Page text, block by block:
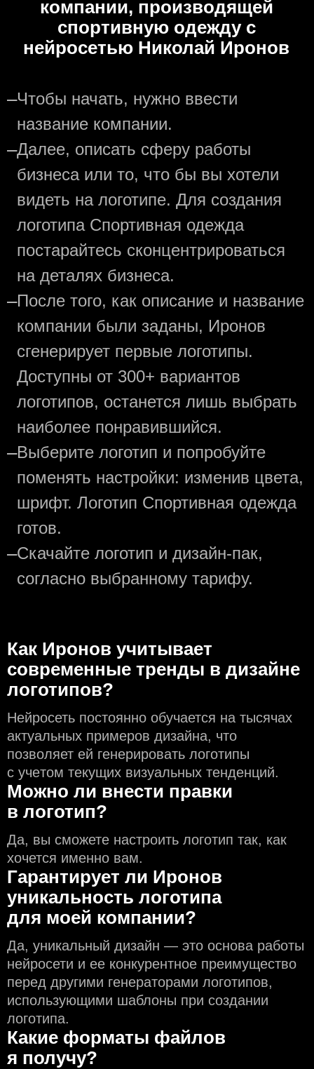
компании, производящей
спортивную одежду с
нейросетью Николай Иронов
—Чтобы начать, нужно ввести
название компании.
—Далее, описать сферу работы
бизнеса или то, что бы вы хотели
видеть на логотипе. Для создания
логотипа Спортивная одежда
постарайтесь сконцентрироваться
на деталях бизнеса.
—После того, как описание и название
компании были заданы, Иронов
сгенерирует первые логотипы.
Доступны от 300+ вариантов
логотипов, останется лишь выбрать
наиболее понравившийся.
—Выберите логотип и попробуйте
поменять настройки: изменив цвета,
шрифт. Логотип Спортивная одежда
готов.
—Скачайте логотип и дизайн-пак,
согласно выбранному тарифу.
Как Иронов учитывает
современные тренды в дизайне
логотипов?
Нейросеть постоянно обучается на тысячах
актуальных примеров дизайна, что
позволяет ей генерировать логотипы
с учeтом текущих визуальных тенденций.
Можно ли внести правки
в логотип?
Да, вы сможете настроить логотип так, как
хочется именно вам.
Гарантирует ли Иронов
уникальность логотипа
для моей компании?
Да, уникальный дизайн — это основа работы
нейросети и еe конкурентное преимущество
перед другими генераторами логотипов,
использующими шаблоны при создании
логотипа.
Какие форматы файлов
я получу?